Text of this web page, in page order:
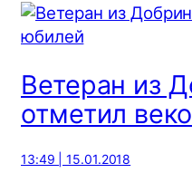
Ветеран из
отметил
13:49 | 15.01.2018